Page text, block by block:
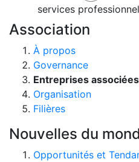
services
Association
À propos
Governance
Entreprises associées
Organisation
Filières
Nouvelles du
Opportunités et